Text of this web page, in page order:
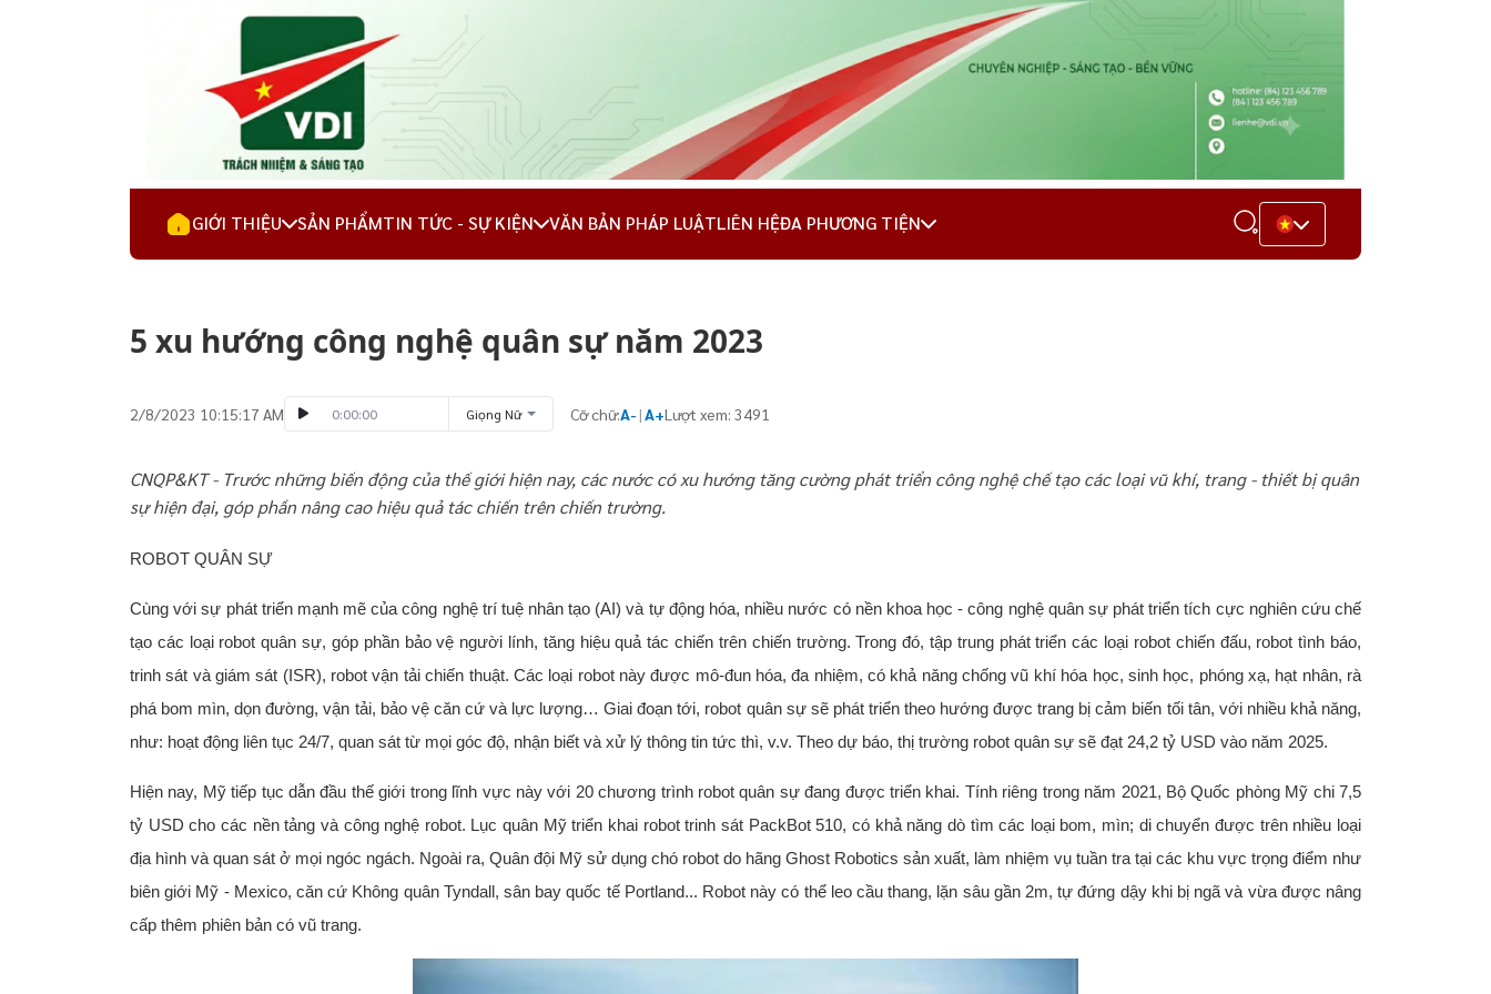
GIỚI THIỆU SẢN PHẨMTIN TỨC - SỰ KIỆN VĂN BẢN PHÁP LUẬTLIÊN HỆĐA PHƯƠNG TIỆN
5 xu hướng công nghệ quân sự năm 2023
2/8/2023 10:15:17 AM 0:00:00 Giọng Nữ Cỡ chữ:A- | A+Lượt xem: 3491
CNQP&KT - Trước những biến động của thế giới hiện nay, các nước có xu hướng tăng cường phát triển công nghệ chế tạo các loại vũ khí, trang - thiết bị quân
sự hiện đại, góp phần nâng cao hiệu quả tác chiến trên chiến trường.
ROBOT QUÂN SỰ
Cùng với sự phát triển mạnh mẽ của công nghệ trí tuệ nhân tạo (AI) và tự động hóa, nhiều nước có nền khoa học - công nghệ quân sự phát triển tích cực nghiên cứu chế
tạo các loại robot quân sự, góp phần bảo vệ người lính, tăng hiệu quả tác chiến trên chiến trường. Trong đó, tập trung phát triển các loại robot chiến đấu, robot tình báo,
trinh sát và giám sát (ISR), robot vận tải chiến thuật. Các loại robot này được mô-đun hóa, đa nhiệm, có khả năng chống vũ khí hóa học, sinh học, phóng xạ, hạt nhân, rà
phá bom mìn, dọn đường, vận tải, bảo vệ căn cứ và lực lượng… Giai đoạn tới, robot quân sự sẽ phát triển theo hướng được trang bị cảm biến tối tân, với nhiều khả năng,
như: hoạt động liên tục 24/7, quan sát từ mọi góc độ, nhận biết và xử lý thông tin tức thì, v.v. Theo dự báo, thị trường robot quân sự ​​sẽ đạt 24,2 tỷ USD vào năm 2025.
Hiện nay, Mỹ tiếp tục dẫn đầu thế giới trong lĩnh vực này với 20 chương trình robot quân sự đang được triển khai. Tính riêng trong năm 2021, Bộ Quốc phòng Mỹ chi 7,5
tỷ USD cho các nền tảng và công nghệ robot. Lục quân Mỹ triển khai robot trinh sát PackBot 510, có khả năng dò tìm các loại bom, mìn; di chuyển được trên nhiều loại
địa hình và quan sát ở mọi ngóc ngách. Ngoài ra, Quân đội Mỹ sử dụng chó robot do hãng Ghost Robotics sản xuất, làm nhiệm vụ tuần tra tại các khu vực trọng điểm như
biên giới Mỹ - Mexico, căn cứ Không quân Tyndall, sân bay quốc tế Portland... Robot này có thể leo cầu thang, lặn sâu gần 2m, tự đứng dậy khi bị ngã và vừa được nâng
cấp thêm phiên bản có vũ trang.